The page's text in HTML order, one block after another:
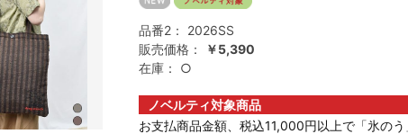
品番2：
2026SS
販売価格：
￥5,390
在庫：
○
ノベルティ対象商品
お支払商品金額、税込11,000円以上で「氷の